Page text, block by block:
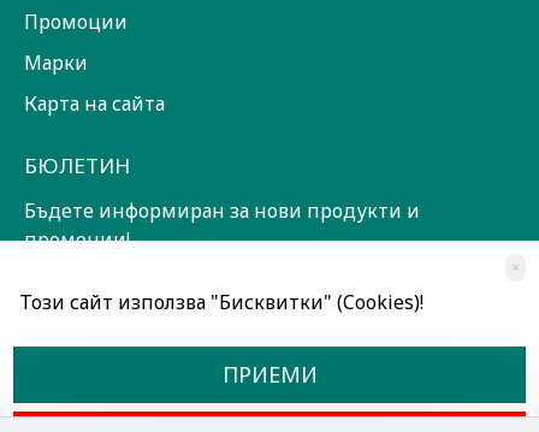
Промоции
Марки
Карта на сайта
БЮЛЕТИН
Бъдете информиран за нови продукти и
промоции!
Прочетох и съм съгласен сОбщи условия
×
Този сайт използва "Бисквитки" (Cookies)!
ПРИЕМИ